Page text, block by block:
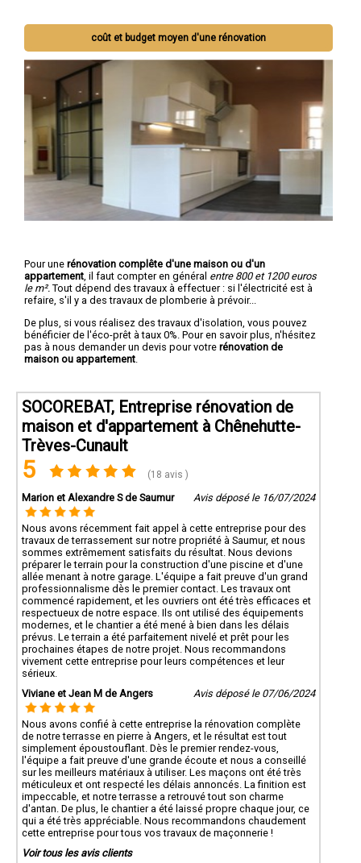
coût et budget moyen d'une rénovation
Pour une rénovation complête d'une maison ou d'un
appartement , il faut compter en général entre 800 et 1200 euros
le m². Tout dépend des travaux à effectuer : si l'électricité est à
refaire, s'il y a des travaux de plomberie à prévoir...
De plus, si vous réalisez des travaux d'isolation, vous pouvez
bénéficier de l'éco-prêt à taux 0%. Pour en savoir plus, n'hésitez
pas à nous demander un devis pour votre rénovation de
maison ou appartement
SOCOREBAT, Entreprise rénovation de
maison et d'appartement à Chênehutte-
Trèves-Cunault
5 (18 avis )
Marion et Alexandre S de Saumur Avis déposé le 16/07/2024
Nous avons récemment fait appel à cette entreprise pour des
travaux de terrassement sur notre propriété à Saumur, et nous
sommes extrêmement satisfaits du résultat. Nous devions
préparer le terrain pour la construction d'une piscine et d'une
allée menant à notre garage. L'équipe a fait preuve d'un grand
professionnalisme dès le premier contact. Les travaux ont
commencé rapidement, et les ouvriers ont été très efficaces et
respectueux de notre espace. Ils ont utilisé des équipements
modernes, et le chantier a été mené à bien dans les délais
prévus. Le terrain a été parfaitement nivelé et prêt pour les
prochaines étapes de notre projet. Nous recommandons
vivement cette entreprise pour leurs compétences et leur
sérieux.
Viviane et Jean M de Angers
Avis déposé le 07/06/2024
Nous avons confié à cette entreprise la rénovation complète
de notre terrasse en pierre à Angers, et le résultat est tout
simplement époustouflant. Dès le premier rendez-vous,
l'équipe a fait preuve d'une grande écoute et nous a conseillé
sur les meilleurs matériaux à utiliser. Les maçons ont été très
méticuleux et ont respecté les délais annoncés. La finition est
impeccable, et notre terrasse a retrouvé tout son charme
d'antan. De plus, le chantier a été laissé propre chaque jour, ce
qui a été très appréciable. Nous recommandons chaudement
cette entreprise pour tous vos travaux de maçonnerie !
Voir tous les avis clients